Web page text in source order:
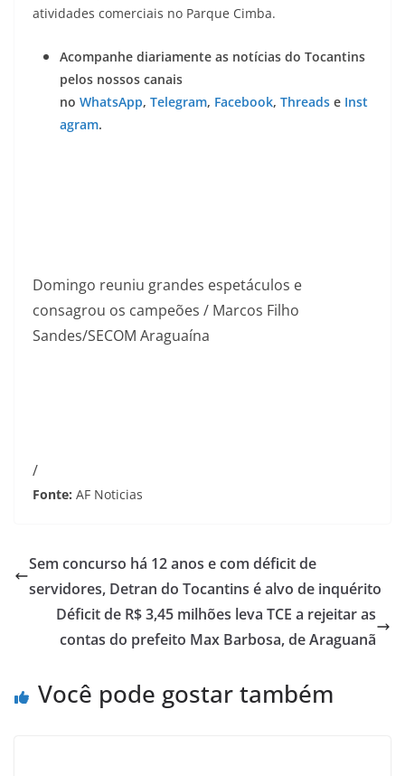
atividades comerciais no Parque Cimba.
Acompanhe diariamente as notícias do Tocantins
pelos nossos canais
no WhatsApp, Telegram, Facebook, Threads e Inst
agram.
Domingo reuniu grandes espetáculos e
consagrou os campeões / Marcos Filho
Sandes/SECOM Araguaína
/
Fonte: AF Noticias
Sem concurso há 12 anos e com déficit de
servidores, Detran do Tocantins é alvo de inquérito
Déficit de R$ 3,45 milhões leva TCE a rejeitar as
contas do prefeito Max Barbosa, de Araguanã
Você pode gostar também